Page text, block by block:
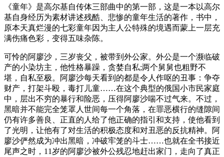
《童年》是高尔基自传体三部曲中的第一部，这是一本以高尔
基自身经历为素材讲述残酷、悲惨的童年生活的著作，书中，
原本天真烂漫的七彩童年因为主人公特殊的境遇而蒙上一层充
满伤痛色彩，变得五味杂陈。
可怜的阿廖沙，三岁丧父，被带到外公家。外公是一个濒临破
产的小染坊主，他性格暴躁，贪婪自私;两个舅舅也粗野不
堪，自私至极。阿廖沙每天看到的都是令人作呕的丑事：争夺
财产，打架斗殴，毒打儿童……在这个典型的俄国小市民家庭
中，层出不穷的暴行和险恶，压得阿廖沙喘不过气来。不过，
黑暗并不能完全笼罩人世间每一个角落，在罪恶横行的缝隙间
仍有许多善良、正直的人给了他正确的指引和支持，使他看到
了光明，让他有了对生活的积极态度和对丑恶的反抗精神。阿
廖沙俨然成为冲出黑暗，冲破牢笼的斗士……也就在全书接近
尾声之时，11岁的阿廖沙被外公残忍地赶出家门，走向了真正